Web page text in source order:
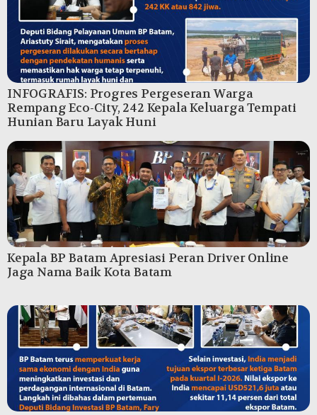
INFOGRAFIS: Progres Pergeseran Warga
Rempang Eco-City, 242 Kepala Keluarga Tempati
Hunian Baru Layak Huni
Kepala BP Batam Apresiasi Peran Driver Online
Jaga Nama Baik Kota Batam